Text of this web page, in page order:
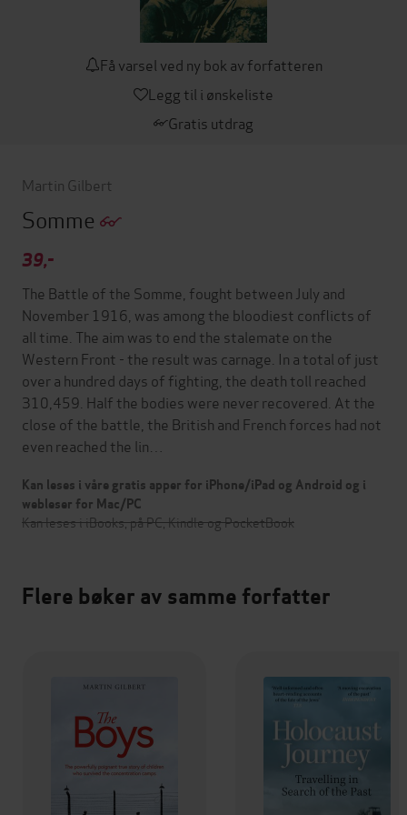
Få varsel ved ny bok av forfatteren
Legg til i ønskeliste
Gratis utdrag
Martin Gilbert
Somme
39,-
The Battle of the Somme, fought between July and
November 1916, was among the bloodiest conflicts of
all time. The aim was to end the stalemate on the
Western Front - the result was carnage. In a total of just
over a hundred days of fighting, the death toll reached
310,459. Half the bodies were never recovered. At the
close of the battle, the British and French forces had not
even reached the lin…
Kan leses i våre gratis apper for iPhone/iPad og Android og i
webleser for Mac/PC
Kan leses i iBooks, på PC, Kindle og PocketBook
Flere bøker av samme forfatter